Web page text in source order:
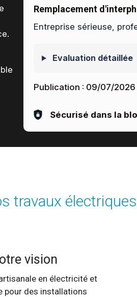
.
Remplacement
Entreprise sérieuse,
Evaluation détaillée
Publication : 09/07/2026
Sécurisé dans la
travaux
vision
en électricité et
pour des installations